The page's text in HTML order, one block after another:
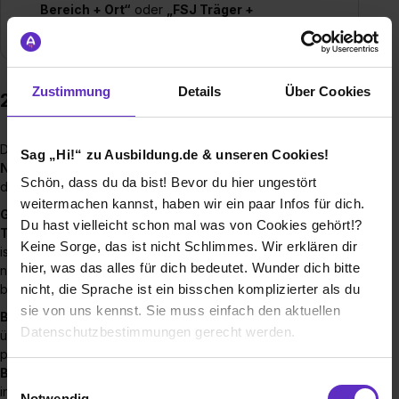
Zustimmung Details Über Cookies
Sag „Hi!“ zu Ausbildung.de & unseren Cookies!
Schön, dass du da bist! Bevor du hier ungestört
weitermachen kannst, haben wir ein paar Infos für dich.
Du hast vielleicht schon mal was von Cookies gehört!?
Keine Sorge, das ist nicht Schlimmes. Wir erklären dir
hier, was das alles für dich bedeutet. Wunder dich bitte
nicht, die Sprache ist ein bisschen komplizierter als du
sie von uns kennst. Sie muss einfach den aktuellen
Datenschutzbestimmungen gerecht werden.
Einwilligungsauswahl
Bereich + Ort“ oder
„FSJ Träger +
2. FÖJ (Freiwilliges Ökologisches Jahr)
DasFÖJ passt, wenn du Lust aufNatur, Umwelt und
Nachhaltigkeit
derUmweltbildung .
Gehalt / Taschengeld im FÖJ:
Beim FÖJ gibt’s meistens
Taschengeld/Leistungen(kein Azubi-Gehalt). Wie viel das
ist und ob es Extras gibt (z. B. Unterkunft/Verpflegung), ist je
nach Träger/Einsatzstelle unterschiedlich – check das direkt
bei der jeweiligen Stelle.
Bewerbung & Voraussetzungen: Beim FÖJ läuft vieles
überTräger und Region. In der Bewerbung zählt weniger
perfekte Formulierungen und mehr:Warum willst du im
Bereich Umwelt/Natur (oder Tiere) arbeiten?
interessiert dich daran? Was willst du lernen?